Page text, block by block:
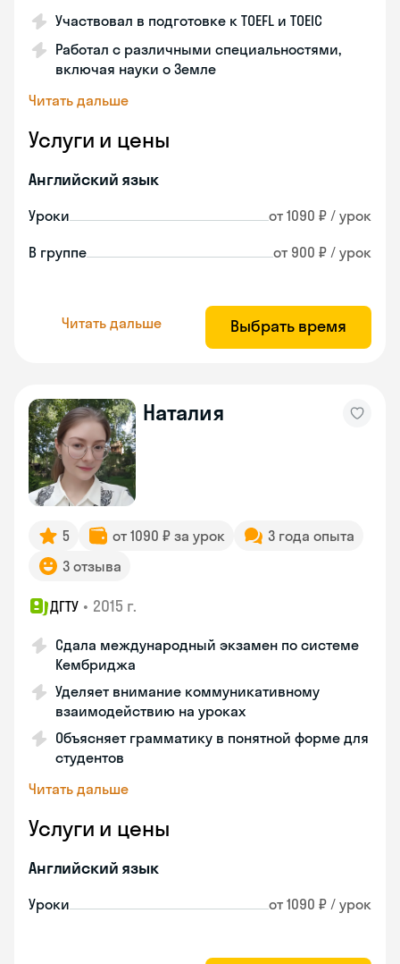
Участвовал в подготовке к TOEFL и TOEIC
Работал с различными специальностями,
включая науки о Земле
Читать дальше
Услуги и цены
Английский язык
Уроки от 1090 ₽ / урок
В группе от 900 ₽ / урок
Читать дальше Выбрать время
Наталия
5 от 1090 ₽ за урок
3 года опыта
3 отзыва
ДГТУ • 2015 г.
Сдала международный экзамен по системе
Кембриджа
Уделяет внимание коммуникативному
взаимодействию на уроках
Объясняет грамматику в понятной форме для
студентов
Читать дальше
Услуги и цены
Английский язык
Уроки от 1090 ₽ / урок